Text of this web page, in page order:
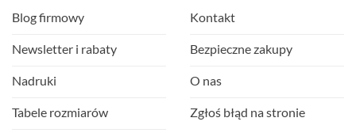
Blog firmowy
Newsletter i rabaty
Nadruki
Tabele rozmiarów
Kontakt
Bezpieczne zakupy
O nas
Zgłoś błąd na stronie